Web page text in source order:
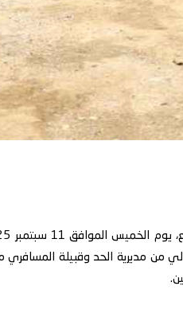
من مديرية الحد وقبيلة المسافري